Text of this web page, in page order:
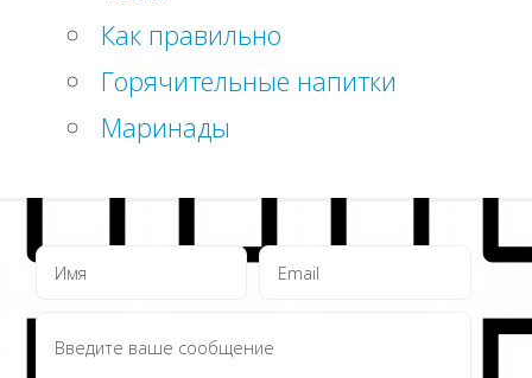
Как правильно
Горячительные напитки
Маринады